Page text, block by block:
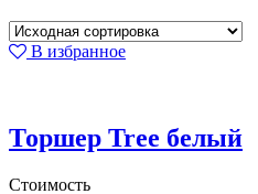
В избранное
Торшер Tree белый
Стоимость